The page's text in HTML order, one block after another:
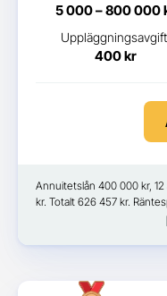
5 000 – 800 000
400 kr
Annuitetslån 400 000 kr,
kr. Totalt 626 457 kr.